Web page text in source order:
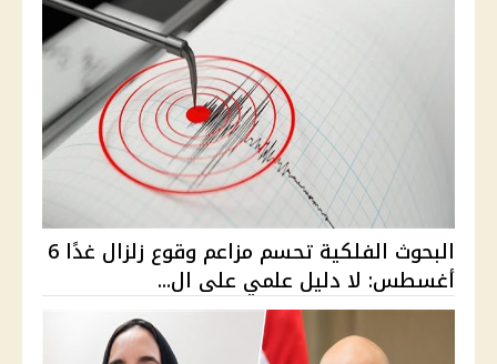
البحوث الفلكية تحسم مزاعم وقوع زلزال غدًا 6
أغسطس: لا دليل علمي على ال...